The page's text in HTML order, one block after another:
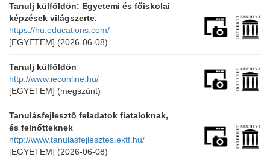
Tanulj külföldön: Egyetemi és főiskolai
képzések világszerte.
https://hu.educations.com/
[EGYETEM] (2026-06-08)
Tanulj külföldön
http://www.ieconline.hu/
[EGYETEM] (megszűnt)
Tanulásfejlesztő feladatok fiataloknak,
és felnőtteknek
http://www.tanulasfejlesztes.ektf.hu/
[EGYETEM] (2026-06-08)